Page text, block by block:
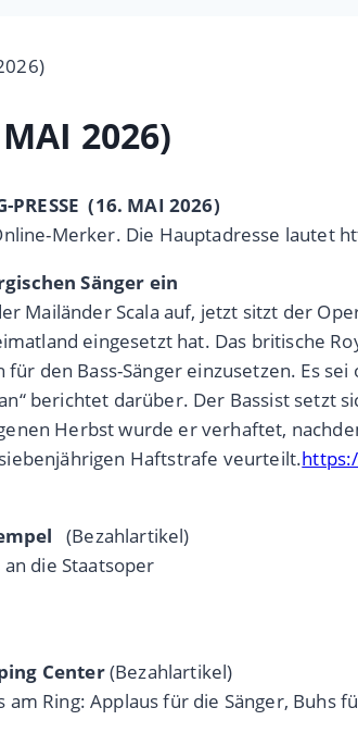
MAI 2026)
(16. MAI 2026)
Merker. Die Hauptadresse lautet
Sänger ein
Mailänder Scala auf, jetzt sitzt der
eingesetzt hat. Das britische
den Bass-Sänger einzusetzen. Es
berichtet darüber. Der Bassist setzt
Herbst wurde er verhaftet,
Haftstrafe veurteilt.
(Bezahlartikel)
die Staatsoper
Center(Bezahlartikel)
Ring: Applaus für die Sänger, Buhs